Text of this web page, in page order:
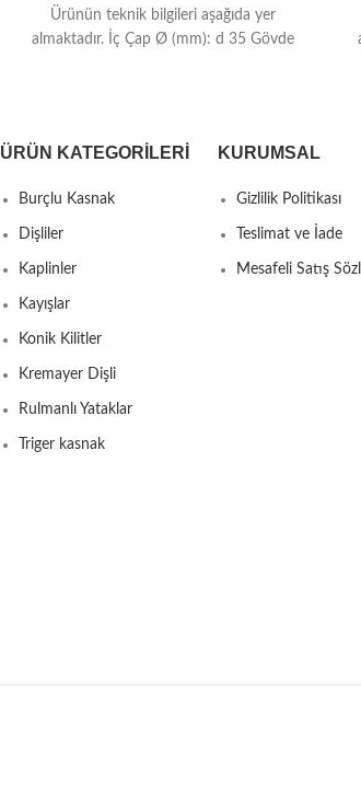
Ürünün teknik bilgileri aşağıda yer
almaktadır. İç Çap Ø (mm): d 35 Gövde
ÜRÜN KATEGORILERI
Burçlu Kasnak
Dişliler
Kaplinler
Kayışlar
Konik Kilitler
Kremayer Dişli
Rulmanlı Yataklar
Triger kasnak
KURUMSAL
Gizlilik Politikası
Teslimat ve İade
Mesafeli Satış